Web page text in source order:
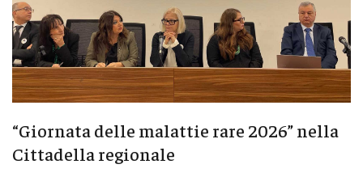
“Giornata delle malattie rare 2026” nella
Cittadella regionale